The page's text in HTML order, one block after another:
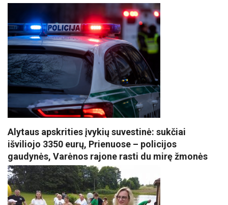
Alytaus apskrities įvykių suvestinė: sukčiai
išviliojo 3350 eurų, Prienuose – policijos
gaudynės, Varėnos rajone rasti du mirę žmonės